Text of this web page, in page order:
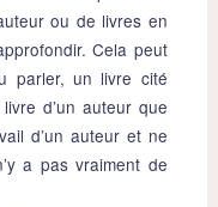
ou de livres en
Cela peut
parler, un livre cité
d’un auteur que
d’un auteur et ne
a pas vraiment de